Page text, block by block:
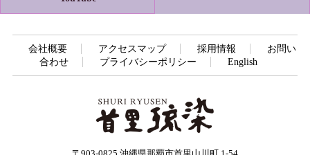
会社概要 アクセスマップ 採用情報
お問い
合わせ
プライバシーポリシー English